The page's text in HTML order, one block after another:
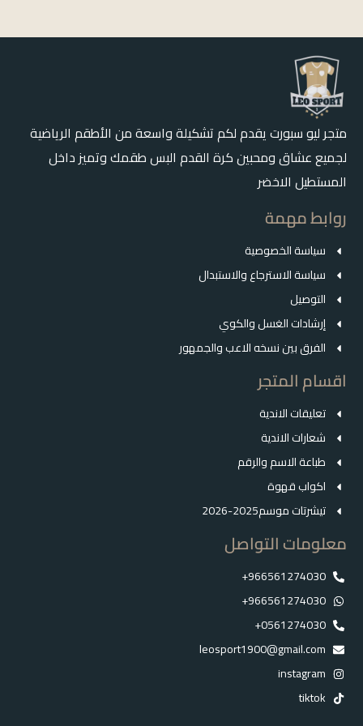
متجر ليو سبورت يقدم لكم تشكيلة واسعة من الأطقم الرياضية
لجميع عشاق ومحبين كرة القدم البس طقمك وتميز داخل
المستطيل الاخضر
روابط مهمة
سياسة الخصوصية
سياسة الاسترجاع والاستبدال
التوصيل
إرشادات الغسل والكوي
الفرق بين نسخه الاعب والجمهور
اقسام المتجر
تعليقات الاندية
شعارات الاندية
طباعة الاسم والرقم
اكواب قهوة
تيشرتات موسم2025-2026
معلومات التواصل
966561274030+
966561274030+
0561274030+
leosport1900@gmail.com
instagram
tiktok